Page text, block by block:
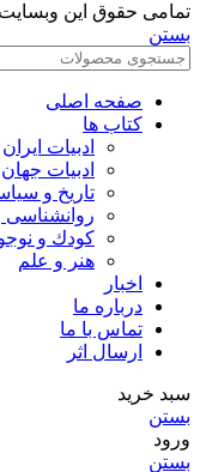
تمامی حقوق این
بستن
صفحه اصلی
کتاب ها
ادبیات ایران
ادبیات جهان
تاریخ و
کودك و
هنر و علم
اخبار
درباره ما
تماس با ما
ارسال اثر
سبد خرید
بستن
ورود
بستن